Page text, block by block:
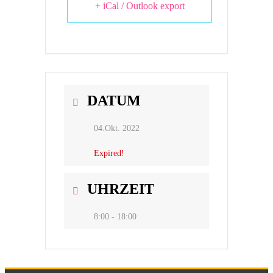
+ iCal / Outlook export
DATUM
04.Okt. 2022
Expired!
UHRZEIT
8:00 - 18:00